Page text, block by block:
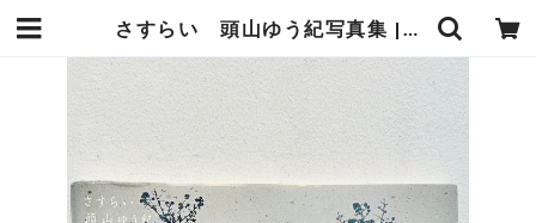
さすらい 頭山ゆう紀写真集 | zbooks